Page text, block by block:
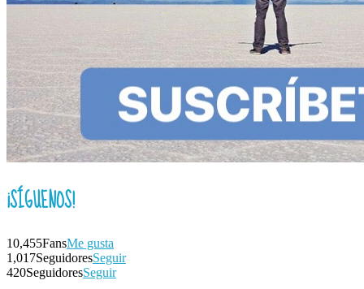
¡SÍGUENOS!
10,455FansMe gusta
1,017SeguidoresSeguir
420SeguidoresSeguir